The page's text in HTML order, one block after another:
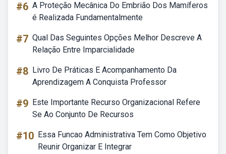
#6 A Proteção Mecânica Do Embrião Dos Mamíferos
é Realizada Fundamentalmente
#7 Qual Das Seguintes Opções Melhor Descreve A
Relação Entre Imparcialidade
#8 Livro De Práticas E Acompanhamento Da
Aprendizagem A Conquista Professor
#9 Este Importante Recurso Organizacional Refere
Se Ao Conjunto De Recursos
#10 Essa Funcao Administrativa Tem Como Objetivo
Reunir Organizar E Integrar